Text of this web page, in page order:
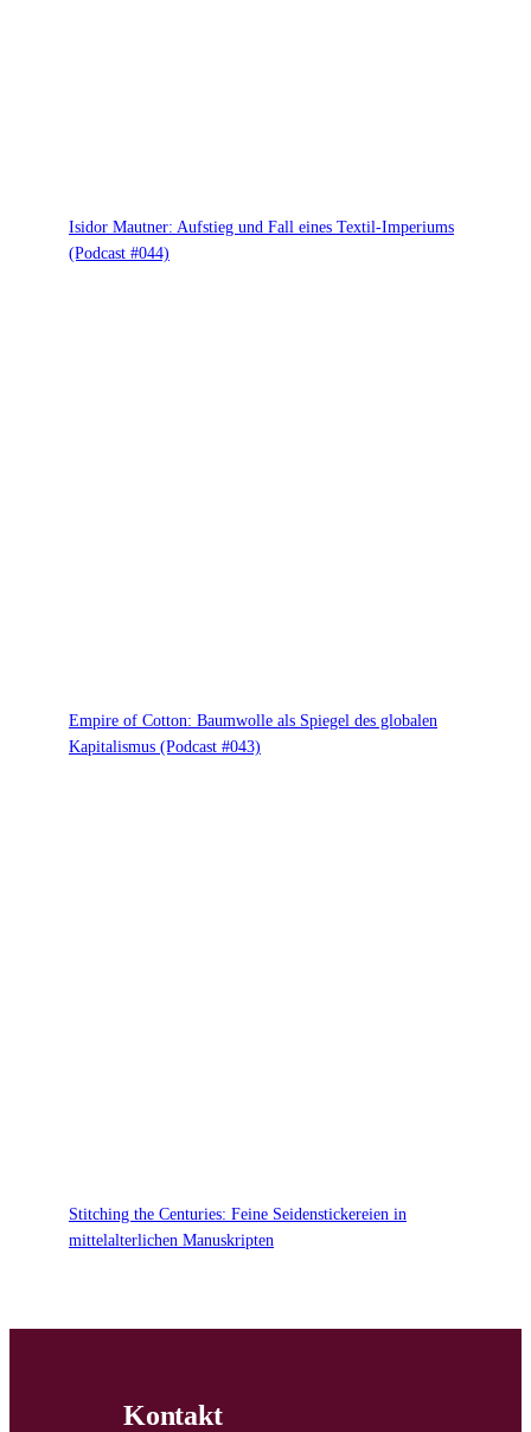
Isidor Mautner: Aufstieg und Fall eines Textil-Imperiums
(Podcast #044)
Empire of Cotton: Baumwolle als Spiegel des globalen
Kapitalismus (Podcast #043)
Stitching the Centuries: Feine Seidenstickereien in
mittelalterlichen Manuskripten
Kontakt